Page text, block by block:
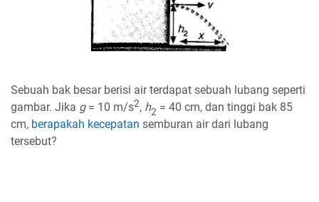
Sebuah bak besar berisi air terdapat sebuah lubang seperti
gambar. Jika g= 10 m/s2, h2 = 40 cm, dan tinggi bak 85
cm, berapakah kecepatan semburan air dari lubang
tersebut?